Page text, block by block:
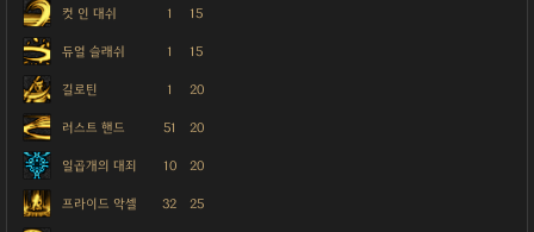
컷 인 대쉬 1 15
듀얼 슬래쉬 1 15
길로틴 1 20
러스트 핸드 51 20
일곱개의 대죄 10 20
프라이드 악셀 32 25